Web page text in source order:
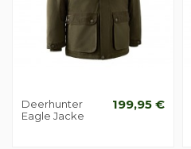
Deerhunter
Eagle Jacke
199,95 €